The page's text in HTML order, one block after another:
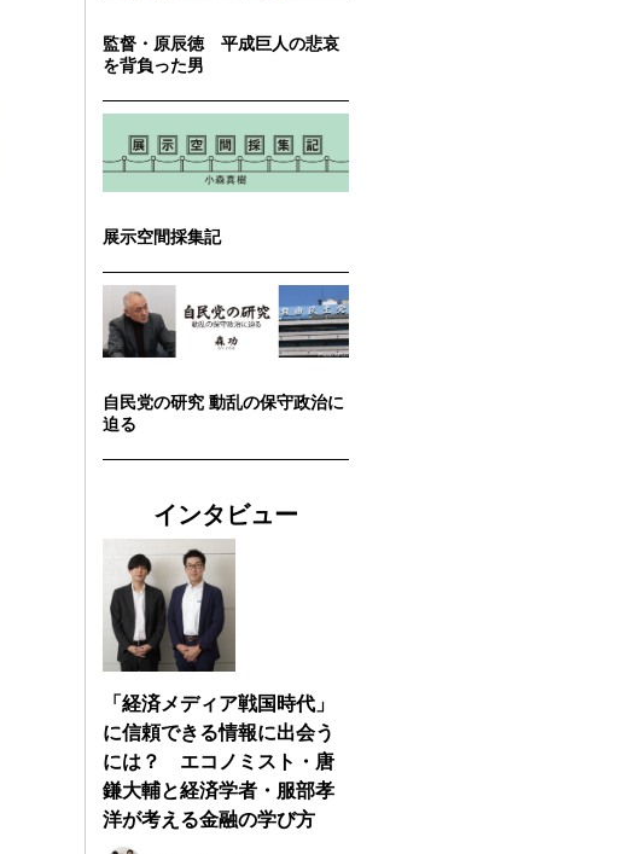
監督・原辰徳 平成巨人の悲哀
を背負った男
展示空間採集記
自民党の研究 動乱の保守政治に
迫る
インタビュー
「経済メディア戦国時代」
に信頼できる情報に出会う
には？ エコノミスト・唐
鎌大輔と経済学者・服部孝
洋が考える金融の学び方